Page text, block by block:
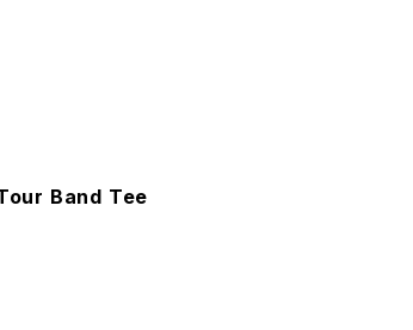
Band Tee